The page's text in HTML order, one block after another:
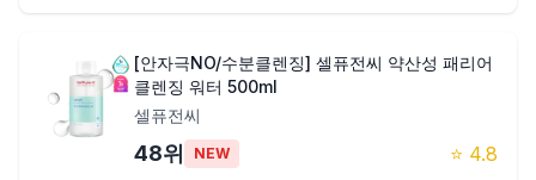
[안자극NO/수분클렌징] 셀퓨전씨 약산성 패리어
클렌징 워터 500ml
셀퓨전씨
48위 NEW ⭐ 4.8